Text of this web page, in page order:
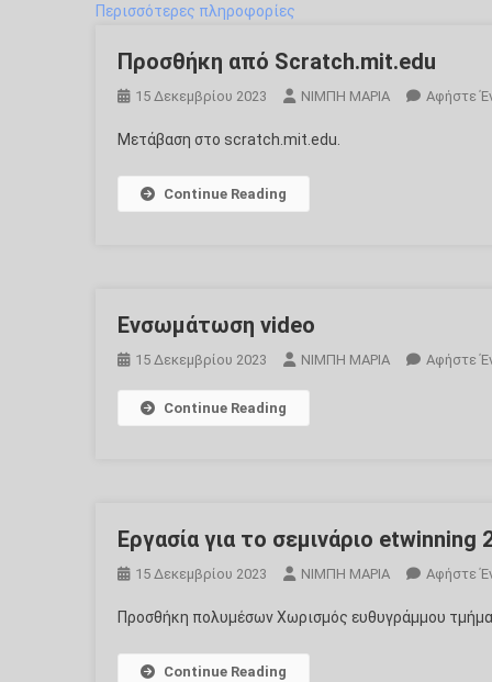
Περισσότερες πληροφορίες
Προσθήκη από Scratch.mit.edu
15 Δεκεμβρίου 2023 ΝΙΜΠΗ ΜΑΡΙΑ Αφήστε
Μετάβαση στο scratch.mit.edu.
Continue Reading
Ενσωμάτωση video
15 Δεκεμβρίου 2023 ΝΙΜΠΗ ΜΑΡΙΑ Αφήστε
Continue Reading
Εργασία για το σεμινάριο etwinning
15 Δεκεμβρίου 2023 ΝΙΜΠΗ ΜΑΡΙΑ Αφήστε
Προσθήκη πολυμέσων Χωρισμός ευθυγράμμου
Continue Reading